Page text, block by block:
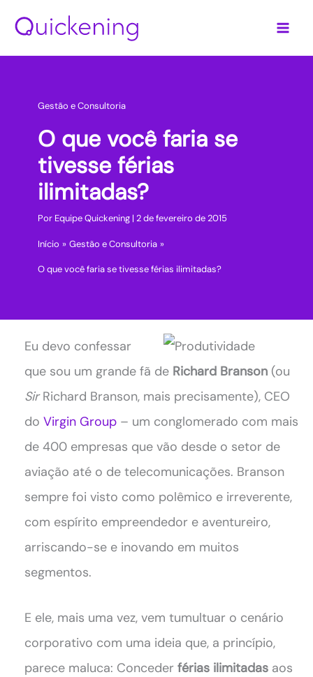
para
Gestão e Consultoria
O que você faria se
tivesse férias
ilimitadas?
Por Equipe Quickening | 2 de fevereiro de 2015
Início Gestão e Consultoria
O que você faria se tivesse férias ilimitadas?
Eu devo confessar
que sou um grande fã de Richard Branson (ou
SirRichard Branson, mais precisamente), CEO
do Virgin Group – um conglomerado com mais
de 400 empresas que vão desde o setor de
aviação até o de telecomunicações. Branson
sempre foi visto como polêmico e irreverente,
com espírito empreendedor e aventureiro,
arriscando-se e inovando em muitos
segmentos.
E ele, mais uma vez, vem tumultuar o cenário
corporativo com uma ideia que, a princípio,
parece maluca: Conceder férias ilimitadas aos